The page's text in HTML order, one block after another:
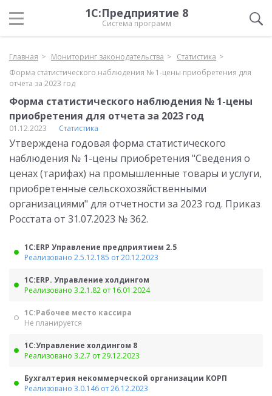
1С:Предприятие 8
Система программ
Главная Мониторинг законодательства
Статистика
Форма статистического наблюдения № 1-цены приобретения для
отчета за 2023 год
Форма статистического наблюдения № 1-цены
приобретения для отчета за 2023 год
01.12.2023 Статистика
Утверждена годовая форма статистического
наблюдения № 1-цены приобретения "Сведения о
ценах (тарифах) на промышленные товары и услуги,
приобретенные сельскохозяйственными
организациями" для отчетности за 2023 год. Приказ
Росстата от 31.07.2023 № 362.
1С:ERP Управление предприятием 2.5
Реализовано 2.5.12.185 от 20.12.2023
1С:ERP. Управление холдингом
Реализовано 3.2.1.82 от 16.01.2024
1С:Рабочее место кассира
Не планируется
1С:Управление холдингом 8
Реализовано 3.2.7 от 29.12.2023
Бухгалтерия некоммерческой организации КОРП
Реализовано 3.0.146 от 26.12.2023